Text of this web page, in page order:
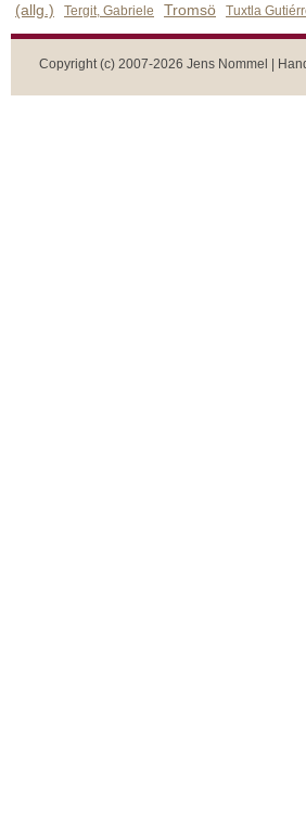
(allg.) Tergit, Gabriele Tromsö Tuxtla
Copyright (c) 2007-2026 Jens Nommel |